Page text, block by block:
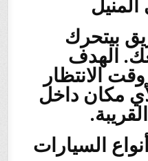
بيتحرك
الهدف
الانتظار
مكان داخل
السيارات